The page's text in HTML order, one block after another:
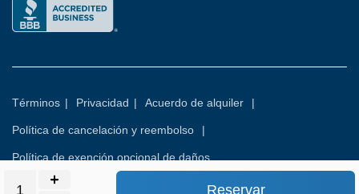
Reservar
Términos | Privacidad | Acuerdo de alquiler |
Política de cancelación y reembolso |
Política de exención opcional de daños